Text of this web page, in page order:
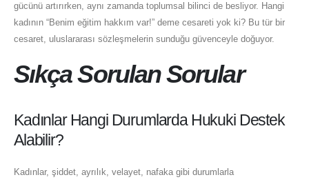
gücünü artırırken, aynı zamanda toplumsal bilinci de besliyor. Hangi
kadının “Benim eğitim hakkım var!” deme cesareti yok ki? Bu tür bir
cesaret, uluslararası sözleşmelerin sunduğu güvenceyle doğuyor.
Sıkça Sorulan Sorular
Kadınlar Hangi Durumlarda Hukuki Destek
Alabilir?
Kadınlar, şiddet, ayrılık, velayet, nafaka gibi durumlarla